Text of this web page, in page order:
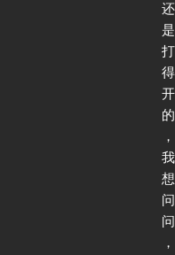
还
是
打
得
开
的
，
我
想
问
问
，